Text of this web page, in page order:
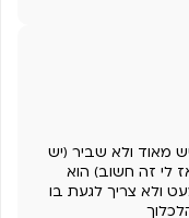
מאוד ולא שביר (יש
לי זה חשוב) הוא
ולא צריך לגעת בו